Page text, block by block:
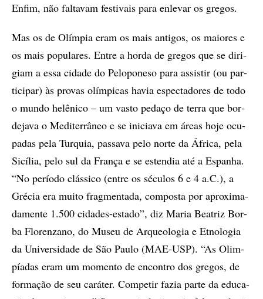
En­fim, não fal­ta­vam fes­ti­vais para en­le­var os gre­gos.
Mas os de Olím­pia eram os mais an­ti­gos, os mai­o­­res e
os mais po­pu­la­res. En­tre a hor­da de gre­gos que se di­ri­
giam a essa ci­da­de do Pe­lo­po­ne­so para as­sis­tir (ou par­
ti­ci­par) às pro­vas olím­pi­cas ha­via es­pec­ta­do­­res de todo
o mun­do he­lê­ni­co – um vas­to pe­da­ço de ter­ra que bor­
de­ja­va o Me­di­ter­râ­neo e se ini­ci­a­va em áre­as hoje ocu­
pa­das pela Tur­quia, pas­sa­va pelo nor­te da África, pela
Si­cí­lia, pelo sul da Fran­ça e se es­ten­dia até a Es­pa­nha.
“No pe­rí­o­do clás­si­co (en­tre os sé­cu­­los 6 e 4 a.C.), a
Gré­cia era mu­i­to frag­men­ta­da, com­­pos­ta por apro­xi­ma­
da­men­te 1.500 ci­da­des-es­ta­do”, diz Ma­ria Be­a­triz Bor­
ba Flo­ren­za­no, do Mu­seu de Ar­queo­lo­gia e Et­no­lo­gia
da Uni­ver­si­da­de de São Pau­lo (MAE-USP). “As Olim­
pí­a­das eram um mo­men­­to de en­con­tro dos gre­gos, de
for­ma­ção de seu ca­rá­ter. Com­pe­tir fa­zia par­te da edu­ca­